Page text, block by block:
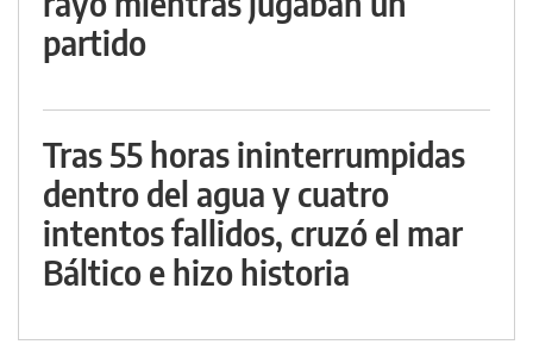
partido
Tras 55 horas ininterrumpidas
dentro del agua y cuatro
intentos fallidos, cruzó el mar
Báltico e hizo historia